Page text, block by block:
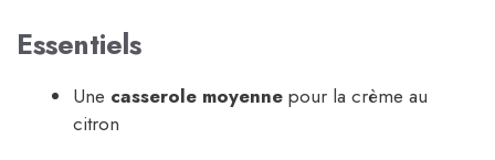
Essentiels
Une casserole moyenne pour la crème au
citron